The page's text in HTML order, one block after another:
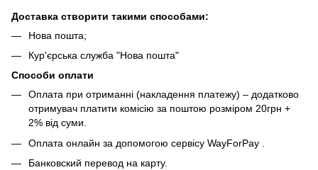
Доставка створити такими способами:
Нова пошта;
Кур'єрська служба "Нова пошта"
Способи оплати
Оплата при отриманні (накладення платежу) – додатково
отримувач платити комісію за поштою розміром 20грн +
2% від суми.
Оплата онлайн за допомогою сервісу WayForPay
Банковский перевод на карту.